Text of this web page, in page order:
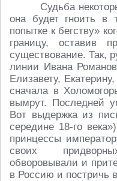
Судьба
она будет гноить
попытке к бегству»
границу, оставив
существование. Так,
линии Ивана
Елизавету,
сначала в
вымрут. Последней
Вот выдержка из
середине 18-го
принцессы
своих
обворовывали и
в Россию и постричь